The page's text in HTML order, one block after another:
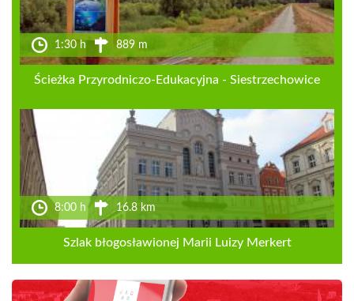
1:30 h 889 m
Ścieżka Przyrodniczo-Edukacyjna - Siestrzechowice
8:00 h 16.8 km
Szlak błogosławionej Marii Luizy Merkert